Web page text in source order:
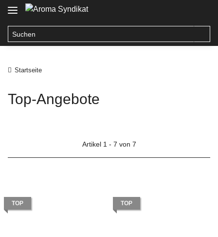
Startseite
Top-Angebote
Artikel 1 - 7 von 7
TOP TOP